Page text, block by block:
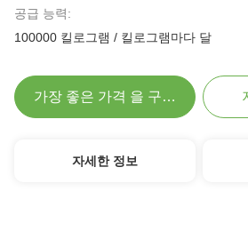
공급 능력:
100000 킬로그램 / 킬로그램마다 달
가장 좋은 가격 을 구하라
자세한 정보